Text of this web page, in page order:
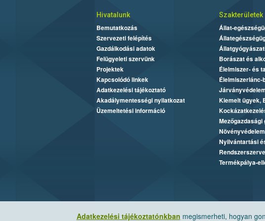
Adatkezelési tájékoztatónkban megismerheti, hogyan
Hivatalunk
Bemutatkozás
Szervezeti felépítés
Gazdálkodási adatok
Felügyeleti szervünk
Projektek
Kapcsolódó linkek
Adatkezelési tájékoztató
Akadálymentességi nyilatkozat
Üzemeltetési információ
Szakterületek
Állat-
Borászat és
Élelmiszer- és
Élelmiszerlánc-
Kiemelt ügyek,
Növényvédelem
Nyilvántartási
Termékpálya-